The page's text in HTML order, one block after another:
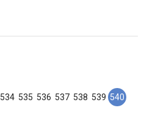
534 535 536 537 538 539 540